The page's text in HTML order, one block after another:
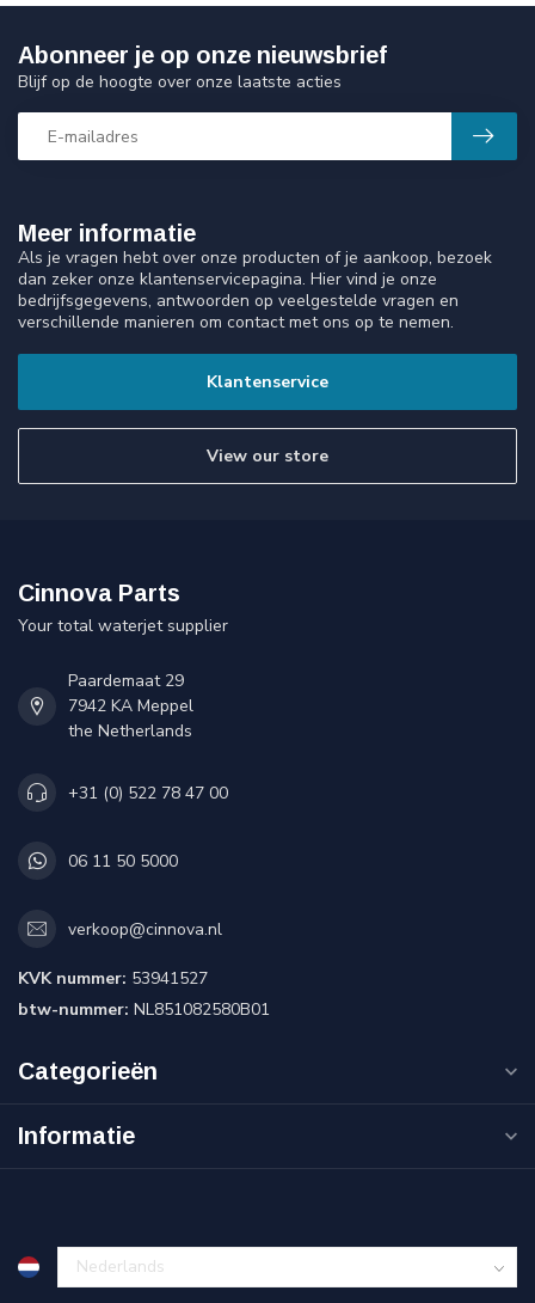
Meer informatie
Als je vragen hebt over onze producten of je aankoop, bezoek
dan zeker onze klantenservicepagina. Hier vind je onze
bedrijfsgegevens, antwoorden op veelgestelde vragen en
verschillende manieren om contact met ons op te nemen.
Klantenservice
View our store
Abonneer je op onze nieuwsbrief
Blijf op de hoogte over onze laatste acties
Cinnova Parts
Your total waterjet supplier
Paardemaat 29
7942 KA Meppel
the Netherlands
+31 (0) 522 78 47 00
06 11 50 5000
verkoop@cinnova.nl
KVK nummer: 53941527
btw-nummer: NL851082580B01
Categorieën
Informatie